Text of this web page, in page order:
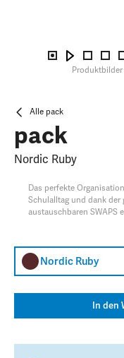
Alle pack
pack
Nordic Ruby
Das perfekte
Schulalltag und dank
austauschbaren SWAPS
Nordic Ruby
In den